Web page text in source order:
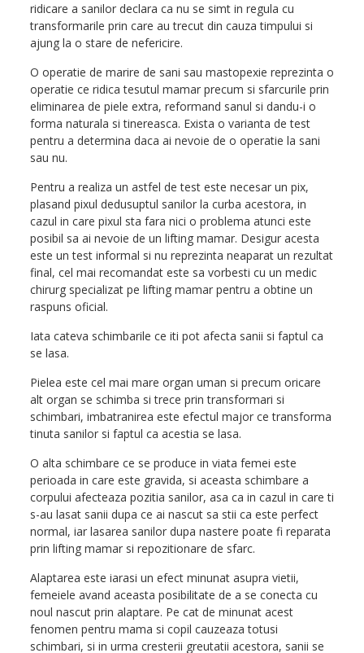
ridicare a sanilor declara ca nu se simt in regula cu
transformarile prin care au trecut din cauza timpului si
ajung la o stare de nefericire.
O operatie de marire de sani sau mastopexie reprezinta o
operatie ce ridica tesutul mamar precum si sfarcurile prin
eliminarea de piele extra, reformand sanul si dandu-i o
forma naturala si tinereasca. Exista o varianta de test
pentru a determina daca ai nevoie de o operatie la sani
sau nu.
Pentru a realiza un astfel de test este necesar un pix,
plasand pixul dedusuptul sanilor la curba acestora, in
cazul in care pixul sta fara nici o problema atunci este
posibil sa ai nevoie de un lifting mamar. Desigur acesta
este un test informal si nu reprezinta neaparat un rezultat
final, cel mai recomandat este sa vorbesti cu un medic
chirurg specializat pe lifting mamar pentru a obtine un
raspuns oficial.
Iata cateva schimbarile ce iti pot afecta sanii si faptul ca
se lasa.
Pielea este cel mai mare organ uman si precum oricare
alt organ se schimba si trece prin transformari si
schimbari, imbatranirea este efectul major ce transforma
tinuta sanilor si faptul ca acestia se lasa.
O alta schimbare ce se produce in viata femei este
perioada in care este gravida, si aceasta schimbare a
corpului afecteaza pozitia sanilor, asa ca in cazul in care ti
s-au lasat sanii dupa ce ai nascut sa stii ca este perfect
normal, iar lasarea sanilor dupa nastere poate fi reparata
prin lifting mamar si repozitionare de sfarc.
Alaptarea este iarasi un efect minunat asupra vietii,
femeiele avand aceasta posibilitate de a se conecta cu
noul nascut prin alaptare. Pe cat de minunat acest
fenomen pentru mama si copil cauzeaza totusi
schimbari, si in urma cresterii greutatii acestora, sanii se